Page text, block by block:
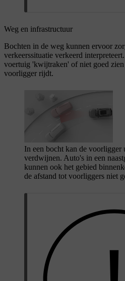
Weg en infrastructuur
Bochten in de weg kunnen ervoor
verkeerssituatie verkeerd
voertuig 'kwijtraken' of niet goed
voorligger rijdt.
In een bocht kan de voorligger
verdwijnen. Auto's in een
kunnen ook het gebied
de afstand tot voorliggers niet